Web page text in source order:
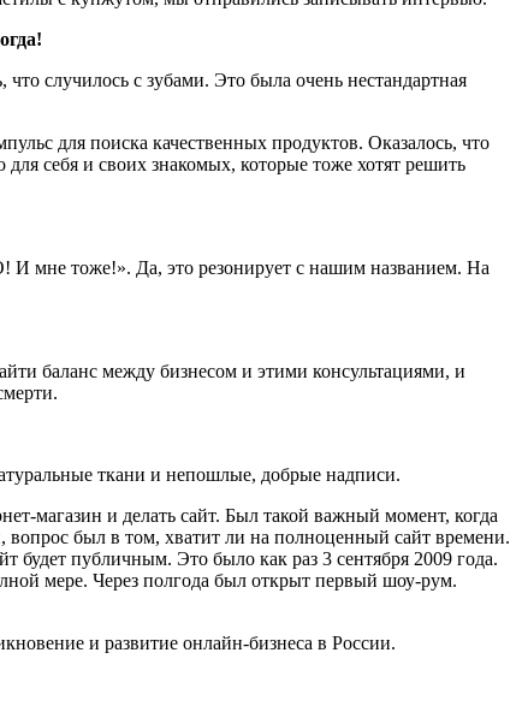
случилось с зубами. Это была очень нестандартная
для поиска качественных продуктов. Оказалось, что
для себя и своих знакомых, которые тоже хотят решить
И мне тоже!». Да, это резонирует с нашим названием. На
баланс между бизнесом и этими консультациями, и
ткани и непошлые, добрые надписи.
магазин и делать сайт. Был такой важный момент, когда
вопрос был в том, хватит ли на полноценный сайт времени.
будет публичным. Это было как раз 3 сентября 2009 года.
мере. Через полгода был открыт первый шоу-рум.
и развитие онлайн-бизнеса в России.